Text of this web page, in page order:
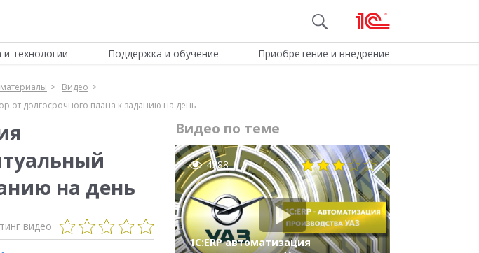
технологии Поддержка и обучение Приобретение и внедрение
Видео
от долгосрочного плана к заданию на день
на день
видео
Видео по теме
4288
1С:ERP автоматизация